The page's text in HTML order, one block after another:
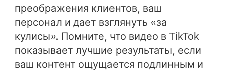
преображения клиентов, ваш
персонал и дает взглянуть «за
кулисы». Помните, что видео в TikTok
показывает лучшие результаты, если
ваш контент ощущается подлинным и